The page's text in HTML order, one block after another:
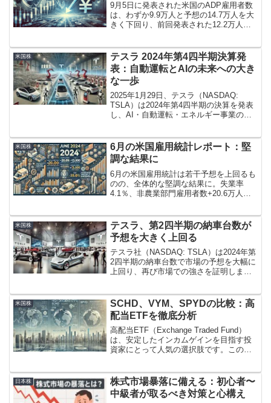
9月5日に発表された米国のADP雇用者数
は、わずか9.9万人と予想の14.7万人を大
きく下回り、前回発表された12.2万人か
みが鮮明となり、ドル円相場は一時143
円...
米国株
テスラ 2024年第4四半期決算発
表：自動運転とAIの未来への大き
な一歩
2025年1月29日、テスラ（NASDAQ:
TSLA）は2024年第4四半期の決算を発表
し、AI・自動運転・エネルギー事業の今
米国株
6月の米国雇用統計レポート：堅
調な結果に
6月の米国雇用統計は若干予想を上回るも
のの、全体的な堅調な結果に。失業率
4.1％、非農業部門雇用者数+20.6万人な
を徹底解説します。主な指標指標6月実績
予想前月実績失...
米国株
テスラ、第2四半期の納車台数が
予想を大きく上回る
テスラ社（NASDAQ: TSLA）は2024年第
2四半期の納車台数で市場の予想を大幅に
上回り、再び市場での強さを証明しまし
445,000台を大幅に上回りました...
米国株
SCHD、VYM、SPYDの比較：高
配当ETFを徹底分析
高配当ETF（Exchange Traded Fund）
は、安定したインカムゲインを目指す投
資家にとって人気の選択肢です。この記
それぞれの特徴や投資戦略に最適...
日本株
株式市場暴落に備える：初心者〜
中級者が取るべき対策と心構え